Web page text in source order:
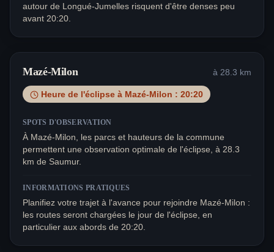
autour de Longué-Jumelles risquent d'être denses peu
avant 20:20.
Mazé-Milon à 28.3 km
Heure de l'éclipse à Mazé-Milon : 20:20
SPOTS D'OBSERVATION
À Mazé-Milon, les parcs et hauteurs de la commune
permettent une observation optimale de l'éclipse, à 28.3
km de Saumur.
INFORMATIONS PRATIQUES
Planifiez votre trajet à l'avance pour rejoindre Mazé-Milon :
les routes seront chargées le jour de l'éclipse, en
particulier aux abords de 20:20.